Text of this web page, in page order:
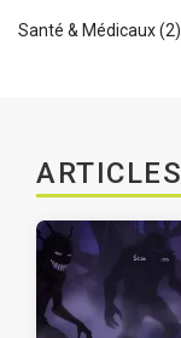
Santé & Médicaux(2)